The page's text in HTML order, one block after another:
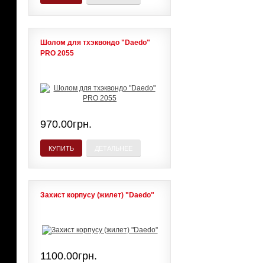
Шолом для тхэквондо "Daedo"
PRO 2055
970.00грн.
КУПИТЬ
Захист корпусу (жилет) "Daedo"
1100.00грн.